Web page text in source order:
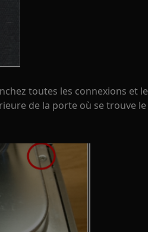
toutes les connexions et le
de la porte où se trouve le